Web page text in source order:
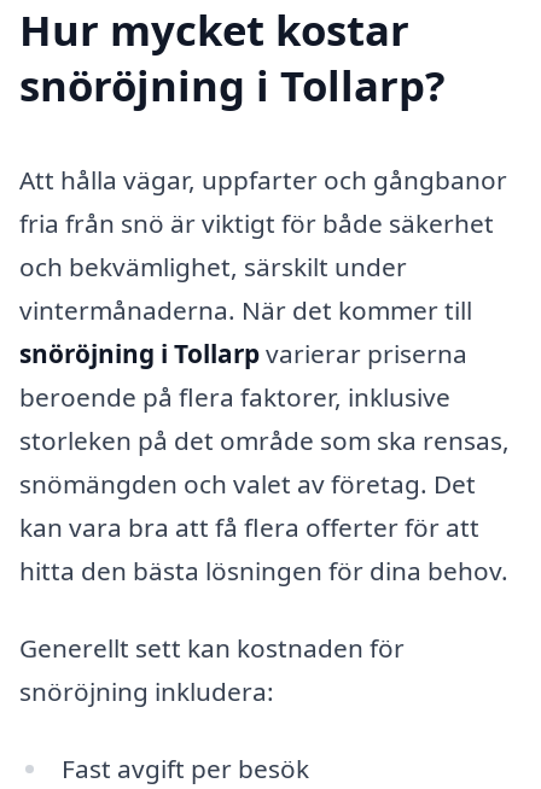
Hur mycket kostar
snöröjning i Tollarp?
Att hålla vägar, uppfarter och gångbanor
fria från snö är viktigt för både säkerhet
och bekvämlighet, särskilt under
vintermånaderna. När det kommer till
snöröjning i Tollarpvarierar priserna
beroende på flera faktorer, inklusive
storleken på det område som ska rensas,
snömängden och valet av företag. Det
kan vara bra att få flera offerter för att
hitta den bästa lösningen för dina behov.
Generellt sett kan kostnaden för
snöröjning inkludera:
Fast avgift per besök